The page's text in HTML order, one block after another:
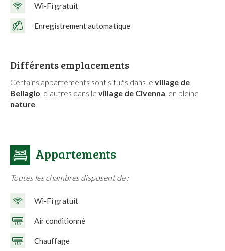
Wi-Fi gratuit
Enregistrement automatique
Différents emplacements
Certains appartements sont situés dans le village de
Bellagio , d’autres dans le village de Civenna , en pleine
nature
Appartements
Toutes les chambres disposent de :
Wi-Fi gratuit
Air conditionné
Chauffage